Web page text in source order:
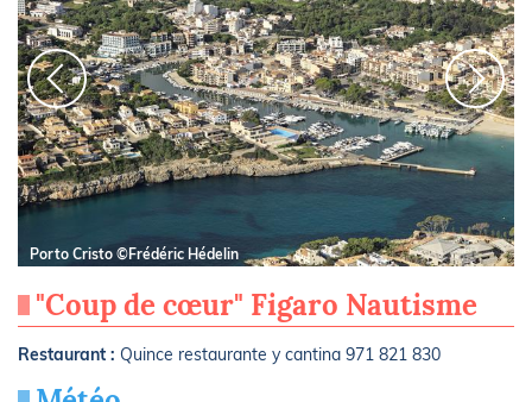
Porto Cristo ©Frédéric Hédelin
"Coup de cœur" Figaro Nautisme
Restaurant : Quince restaurante y cantina 971 821 830